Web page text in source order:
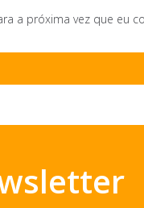
a próxima vez que eu